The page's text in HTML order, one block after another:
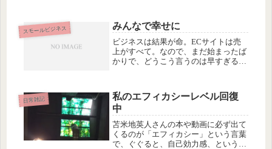
餐とマグダラのマリアではなくて、フ
リーメーソンと純粋知性科学。フリ...
スモールビジネス みんなで幸せに
ビジネスは結果が命。ECサイトは売
上がすべて。なので、まだ始まったば
かりで、どうこう言うのは早すぎるん
新をおまかせできることになりまし
た。やったねー(^-^)//""パチパ...
日常雑記
私のエフィカシーレベル回復
中
苫米地英人さんの本や動画に必ず出て
くるのが「エフィカシー」という言葉
で、ぐぐると、自己効力感、という訳